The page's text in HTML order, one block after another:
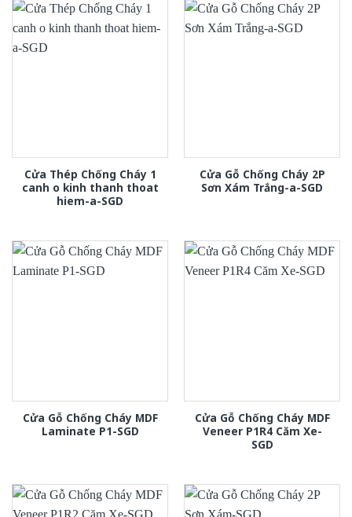
Cửa Thép Chống Cháy 1
canh o kinh thanh thoat
hiem-a-SGD
Cửa Gỗ Chống Cháy 2P
Sơn Xám Trắng-a-SGD
Cửa Gỗ Chống Cháy MDF
Laminate P1-SGD
Cửa Gỗ Chống Cháy MDF
Veneer P1R4 Căm Xe-
SGD